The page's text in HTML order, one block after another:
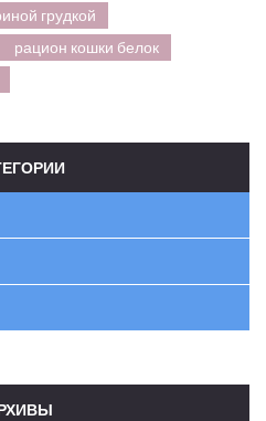
грудкой
рацион кошки белок